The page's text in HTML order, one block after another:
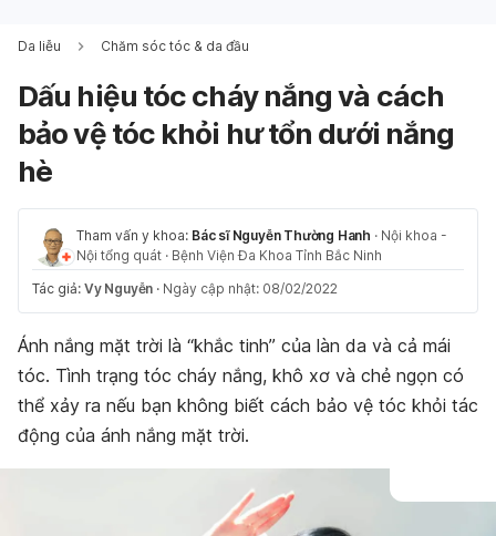
Da liễu Chăm sóc tóc & da đầu
Dấu hiệu tóc cháy nắng và cách
bảo vệ tóc khỏi hư tổn dưới nắng
hè
Tham vấn y khoa: Bác sĩ Nguyễn Thường Hanh · Nội khoa -
Nội tổng quát · Bệnh Viện Đa Khoa Tỉnh Bắc Ninh
Tác giả: Vy Nguyễn · Ngày cập nhật: 08/02/2022
Ánh nắng mặt trời là “khắc tinh” của làn da và cả mái
tóc. Tình trạng tóc cháy nắng, khô xơ và chẻ ngọn có
thể xảy ra nếu bạn không biết cách bảo vệ tóc khỏi tác
động của ánh nắng mặt trời.